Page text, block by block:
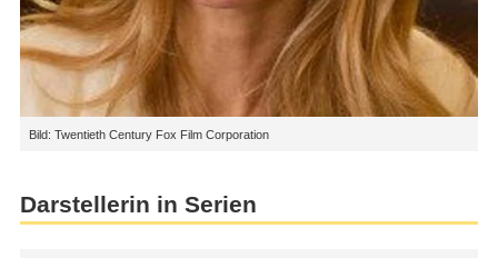
Bild: Twentieth Century Fox Film Corporation
Darstellerin in Serien